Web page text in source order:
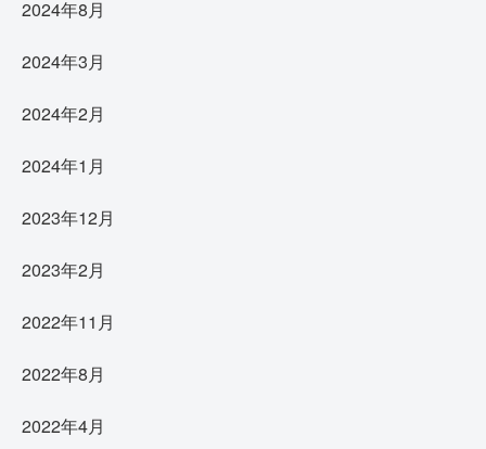
2024年8月
2024年3月
2024年2月
2024年1月
2023年12月
2023年2月
2022年11月
2022年8月
2022年4月